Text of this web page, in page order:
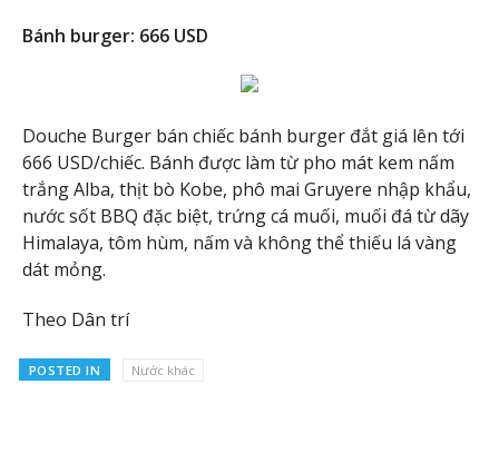
Bánh burger: 666 USD
Douche Burger bán chiếc bánh burger đắt giá lên tới
666 USD/chiếc. Bánh được làm từ pho mát kem nấm
trắng Alba, thịt bò Kobe, phô mai Gruyere nhập khẩu,
nước sốt BBQ đặc biệt, trứng cá muối, muối đá từ dãy
Himalaya, tôm hùm, nấm và không thể thiếu lá vàng
dát mỏng.
Theo Dân trí
POSTED IN Nước khác